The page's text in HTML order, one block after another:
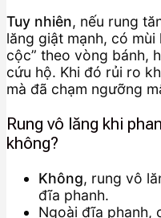
Tuy nhiên, nếu rung
lăng giật mạnh, có
cộc” theo vòng bánh,
cứu hộ. Khi đó rủi ro
mà đã chạm ngưỡng
Rung vô lăng khi
không?
Không, rung vô
đĩa phanh.
Ngoài đĩa phanh,